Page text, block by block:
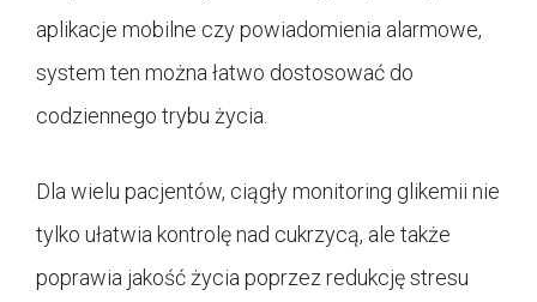
aplikacje mobilne czy powiadomienia alarmowe,
system ten można łatwo dostosować do
codziennego trybu życia.
Dla wielu pacjentów, ciągły monitoring glikemii nie
tylko ułatwia kontrolę nad cukrzycą, ale także
poprawia jakość życia poprzez redukcję stresu